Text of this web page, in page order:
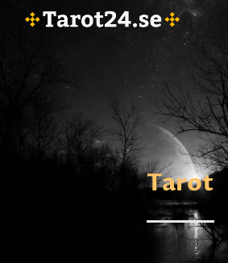
ASTROLOGI
STJÄRNTECKEN
TAROT
SPÅDAM-SIERSKA
JOBBA SOM SPÅDAM
Tarot